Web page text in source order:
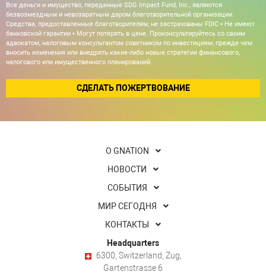
Все деньги и имущество, переданные SDG Impact Fund, Inc., являются
безвозмездным и невозвратным даром благотворительной организации.
Средства, предоставленные благотворителям, не застрахованы FDIC • Не имеют
банковской гарантии • Могут потерять в цене. Проконсультируйтесь со своим
адвокатом, налоговым консультантом советником по инвестициям, прежде чем
вносить изменения или внедрять какие-либо новые стратегии финансового,
налогового или имущественного планирований.
СДЕЛАТЬ ПОЖЕРТВОВАНИЕ
О GNATION
НОВОСТИ
СОБЫТИЯ
МИР СЕГОДНЯ
КОНТАКТЫ
Headquarters
6300, Switzerland, Zug,
Gartenstrasse 6